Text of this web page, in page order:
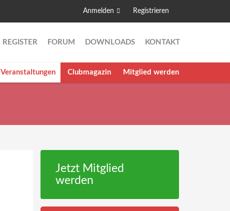
Anmelden Registrieren
Suchformular
Suche
Veranstaltungen Clubmagazin Mitglied werden
REGISTER FORUM DOWNLOADS KONTAKT
Jetzt Mitglied
werden